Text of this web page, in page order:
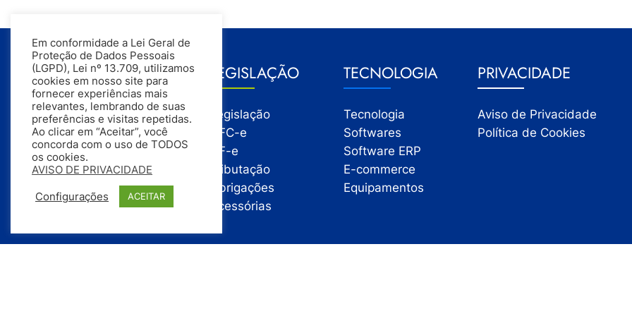
GESTÃO
Gestão
Gestão Financeira
Gestão de Pessoas
Compras
Estoque
Vendas
LEGISLAÇÃO
Legislação
NFC-e
NF-e
Tributação
Obrigações
Acessórias
TECNOLOGIA
Tecnologia
Softwares
Software ERP
E-commerce
Equipamentos
PRIVACIDADE
Aviso de Privacidade
Política de Cookies
Em conformidade a Lei Geral de
Proteção de Dados Pessoais
(LGPD), Lei nº 13.709, utilizamos
cookies em nosso site para
fornecer experiências mais
relevantes, lembrando de suas
preferências e visitas repetidas.
Ao clicar em “Aceitar”, você
concorda com o uso de TODOS
os cookies.
AVISO DE PRIVACIDADE
Configurações ACEITAR